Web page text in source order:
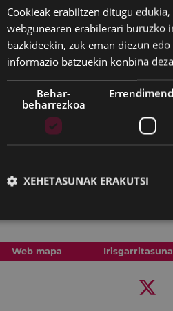
leihatilan, astelehen
eta
kutxabank
en, eta
lehenago eskura daitezke.
Web mapa Irisgarritasuna
Cookieak erabiltzen ditugu
webgunearen erabilerari buruzko
bazkideekin, zuk eman diezun
informazio batzuekin konbina
Behar-
beharrezkoa
XEHETASUNAK ERAKUTSI